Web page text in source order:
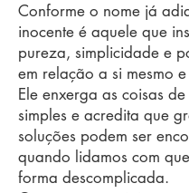
Conforme o nome já
inocente é aquele que
pureza, simplicidade e
em relação a si mesmo
Ele enxerga as coisas
simples e acredita que
soluções podem ser
quando lidamos com
forma descomplicada.